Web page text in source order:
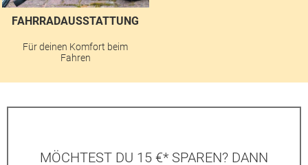
FAHRRADAUSSTATTUNG
Für deinen Komfort beim
Fahren
MÖCHTEST DU 15 €* SPAREN? DANN